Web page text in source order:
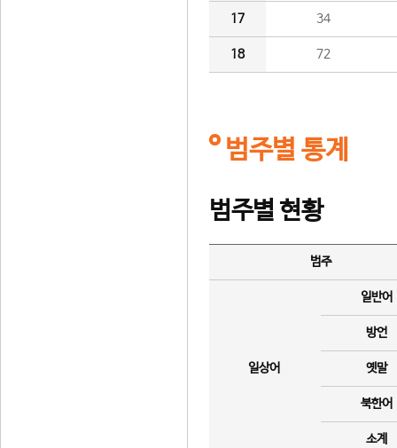
17 34
18 72
범주별 통계
범주별 현황
범주
일상어
일반어
방언
옛말
북한어
소계